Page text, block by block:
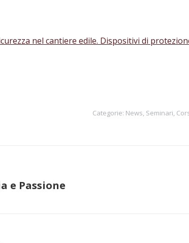
nel cantiere edile. Dispositivi di
Categorie: News, Seminari,
e Passione